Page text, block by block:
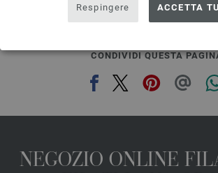
Respingere ACCETTA
CONDIVIDI QUESTA
NEGOZIO ONLINE